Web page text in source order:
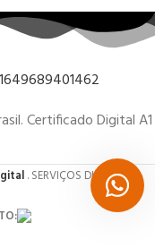
Certificado Digital A1
. SERVIÇOS DIGITAIS.